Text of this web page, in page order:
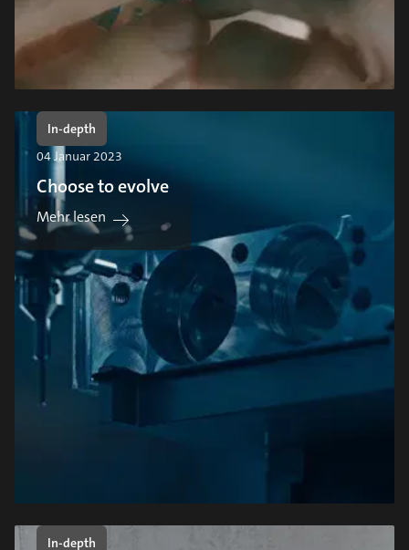
In-depth
04 Januar 2023
Choose to evolve
Mehr lesen
In-depth